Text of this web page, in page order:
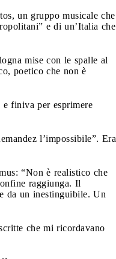
un gruppo musicale che
e di un’Italia che
mise con le spalle al
poetico che non è
finiva per esprimere
l’impossibile”. Era
“Non è realistico che
raggiunga. Il
da un inestinguibile. Un
che mi ricordavano